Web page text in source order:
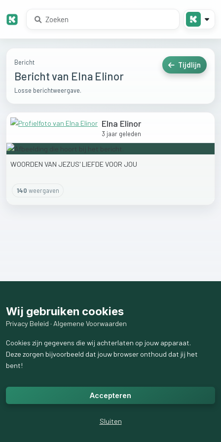
Bericht
Bericht van Elna Elinor
Losse berichtweergave.
Tijdlijn
Elna Elinor
3 jaar geleden
WOORDEN VAN JEZUS' LIEFDEVOOR JOU
140 weergaven
Wij gebruiken cookies
Privacy Beleid · Algemene Voorwaarden
Cookies zijn gegevens die wij achterlaten op jouw apparaat.
Deze zorgen bijvoorbeeld dat jouw browser onthoud dat jij het
bent!
Accepteren
Sluiten